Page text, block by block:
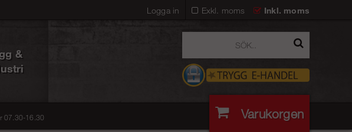
Exkl. moms Inkl. moms
Logga in
&
07.30-16.30 Varukorgen